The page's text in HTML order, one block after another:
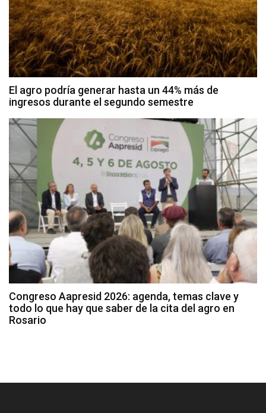
El agro podría generar hasta un 44% más de
ingresos durante el segundo semestre
Congreso Aapresid 2026: agenda, temas clave y
todo lo que hay que saber de la cita del agro en
Rosario